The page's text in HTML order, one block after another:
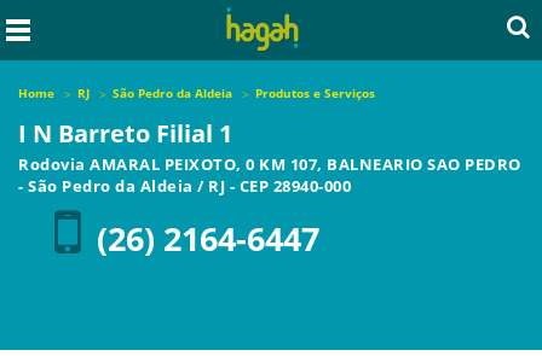
Home RJ São Pedro da Aldeia Produtos e Serviços
I N Barreto Filial 1
Rodovia AMARAL PEIXOTO, 0 KM 107, BALNEARIO SAO PEDRO
- São Pedro da Aldeia / RJ - CEP 28940-000
(26) 2164-6447